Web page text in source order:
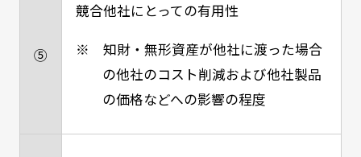
⑤
競合他社にとっての有用性
※ 知財・無形資産が他社に渡った場合
の他社のコスト削減および他社製品
の価格などへの影響の程度